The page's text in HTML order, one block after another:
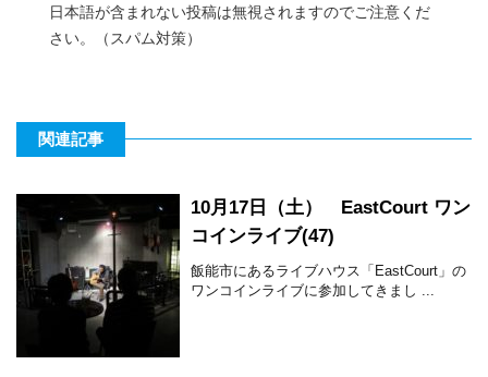
日本語が含まれない投稿は無視されますのでご注意くだ
さい。（スパム対策）
関連記事
10月17日（土） EastCourt ワン
コインライブ(47)
飯能市にあるライブハウス「EastCourt」の
ワンコインライブに参加してきまし ...